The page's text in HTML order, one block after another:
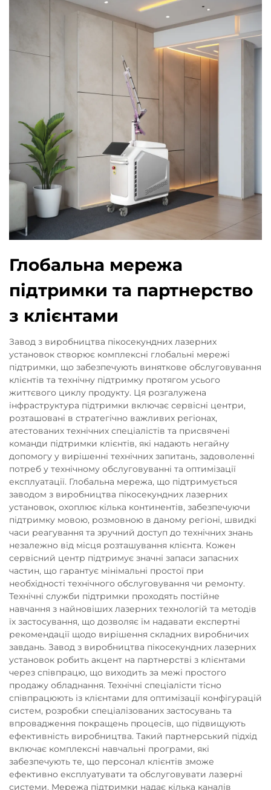
Глобальна мережа
підтримки та партнерство
з клієнтами
Завод з виробництва пікосекундних лазерних
установок створює комплексні глобальні мережі
підтримки, що забезпечують виняткове обслуговування
клієнтів та технічну підтримку протягом усього
життєвого циклу продукту. Ця розгалужена
інфраструктура підтримки включає сервісні центри,
розташовані в стратегічно важливих регіонах,
атестованих технічних спеціалістів та присвячені
команди підтримки клієнтів, які надають негайну
допомогу у вирішенні технічних запитань, задоволенні
потреб у технічному обслуговуванні та оптимізації
експлуатації. Глобальна мережа, що підтримується
заводом з виробництва пікосекундних лазерних
установок, охоплює кілька континентів, забезпечуючи
підтримку мовою, розмовною в даному регіоні, швидкі
часи реагування та зручний доступ до технічних знань
незалежно від місця розташування клієнта. Кожен
сервісний центр підтримує значні запаси запасних
частин, що гарантує мінімальні простої при
необхідності технічного обслуговування чи ремонту.
Технічні служби підтримки проходять постійне
навчання з найновіших лазерних технологій та методів
їх застосування, що дозволяє їм надавати експертні
рекомендації щодо вирішення складних виробничих
завдань. Завод з виробництва пікосекундних лазерних
установок робить акцент на партнерстві з клієнтами
через співпрацю, що виходить за межі простого
продажу обладнання. Технічні спеціалісти тісно
співпрацюють із клієнтами для оптимізації конфігурацій
систем, розробки спеціалізованих застосувань та
впровадження покращень процесів, що підвищують
ефективність виробництва. Такий партнерський підхід
включає комплексні навчальні програми, які
забезпечують те, що персонал клієнтів зможе
ефективно експлуатувати та обслуговувати лазерні
системи. Мережа підтримки надає кілька каналів